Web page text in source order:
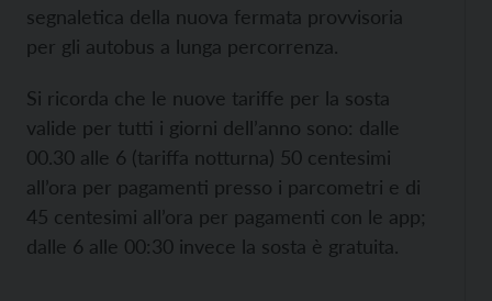
segnaletica della nuova fermata provvisoria
per gli autobus a lunga percorrenza.
Si ricorda che le nuove tariffe per la sosta
valide per tutti i giorni dell’anno sono: dalle
00.30 alle 6 (tariffa notturna) 50 centesimi
all’ora per pagamenti presso i parcometri e di
45 centesimi all’ora per pagamenti con le app;
dalle 6 alle 00:30 invece la sosta è gratuita.